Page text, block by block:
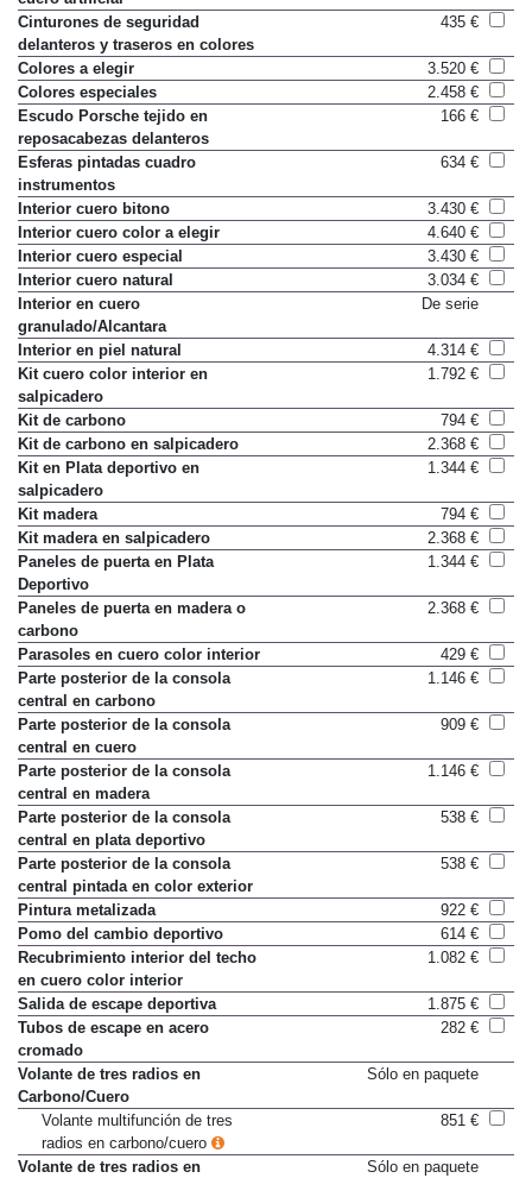
Cinturones de seguridad
delanteros y traseros en colores
435 €
Colores a elegir
3.520 €
Colores especiales
2.458 €
Escudo Porsche tejido en
reposacabezas delanteros
166 €
Esferas pintadas cuadro
instrumentos
634 €
Interior cuero bitono
3.430 €
Interior cuero color a elegir
4.640 €
Interior cuero especial
3.430 €
Interior cuero natural
3.034 €
Interior en cuero
granulado/Alcantara
De serie
Interior en piel natural
4.314 €
Kit cuero color interior en
salpicadero
1.792 €
Kit de carbono
794 €
Kit de carbono en salpicadero
2.368 €
Kit en Plata deportivo en
salpicadero
1.344 €
Kit madera
794 €
Kit madera en salpicadero
2.368 €
Paneles de puerta en Plata
Deportivo
1.344 €
Paneles de puerta en madera o
carbono
2.368 €
Parasoles en cuero color interior
429 €
Parte posterior de la consola
central en carbono
1.146 €
Parte posterior de la consola
central en cuero
909 €
Parte posterior de la consola
central en madera
1.146 €
Parte posterior de la consola
central en plata deportivo
538 €
Parte posterior de la consola
central pintada en color exterior
538 €
Pintura metalizada
922 €
Pomo del cambio deportivo
614 €
Recubrimiento interior del techo
en cuero color interior
1.082 €
Salida de escape deportiva
1.875 €
Tubos de escape en acero
cromado
282 €
Volante de tres radios en
Carbono/Cuero
Sólo en paquete
Volante multifunción de tres
radios en carbono/cuero
851 €
Volante de tres radios en
Sólo en paquete